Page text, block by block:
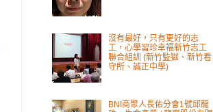
沒有最好，只有更好的志
工，心學習珍幸福新竹志工
聯合組訓 (新竹監獄、新竹看
守所、誠正中學)
BNI商聚人長佑分會1號邱龍